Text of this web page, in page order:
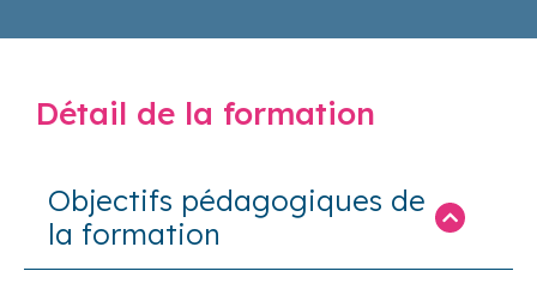
Détail de la formation
Objectifs pédagogiques de
la formation